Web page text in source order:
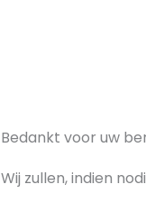
Bedankt voor uw
Wij zullen, indien